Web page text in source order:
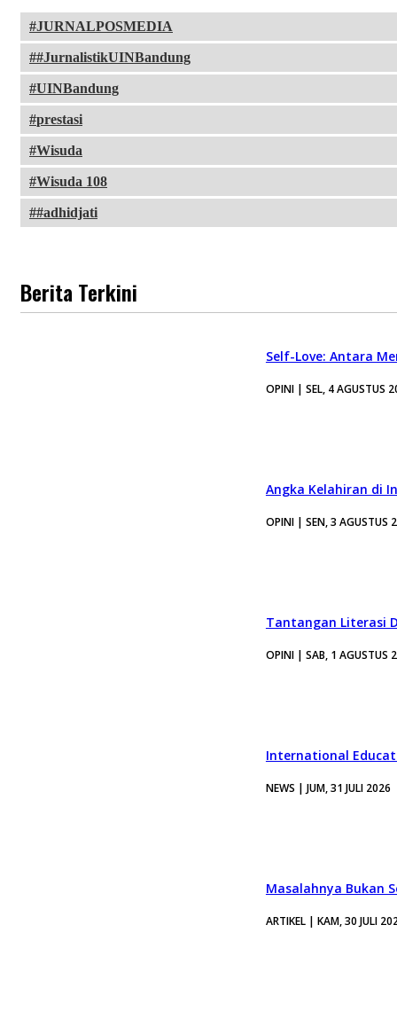
JURNALPOSMEDIA
#JurnalistikUINBandung
UINBandung
prestasi
Wisuda
Wisuda 108
#adhidjati
Berita Terkini
Self-Love: Antara
OPINI | SEL, 4 AGUSTUS
Angka Kelahiran di
OPINI | SEN, 3 AGUSTUS
Tantangan Literasi
OPINI | SAB, 1 AGUSTUS
International
NEWS | JUM, 31 JULI 2026
Masalahnya Bukan
ARTIKEL | KAM, 30 JULI